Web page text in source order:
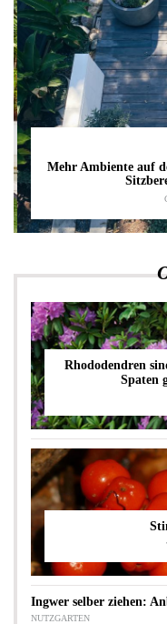
Mehr Ambiente auf
Rhododendren
Spaten
Ingwer selber ziehen:
NUTZGARTEN